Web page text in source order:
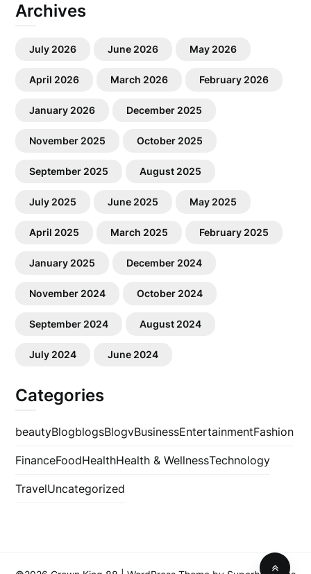
Archives
July 2026 June 2026 May 2026
April 2026 March 2026 February 2026
January 2026 December 2025
November 2025 October 2025
September 2025 August 2025
July 2025 June 2025 May 2025
April 2025 March 2025 February 2025
January 2025 December 2024
November 2024 October 2024
September 2024 August 2024
July 2024 June 2024
Categories
beautyBlogblogsBlogvBusinessEntertainmentFashion
FinanceFoodHealthHealth & WellnessTechnology
TravelUncategorized